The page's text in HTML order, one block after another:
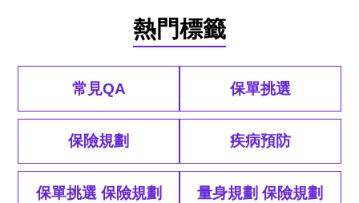
熱門標籤
常見QA 保單挑選
保險規劃 疾病預防
保單挑選 保險規劃 量身規劃 保險規劃